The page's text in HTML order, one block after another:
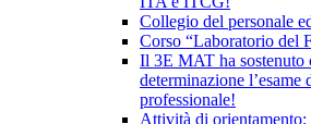
Collegio del personale
Corso “Laboratorio del
Il 3E MAT ha sostenuto
determinazione l’esame
professionale!
Attività di orientamento: